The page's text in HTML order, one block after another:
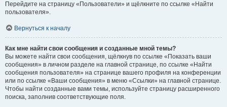
Перейдите на страницу «Пользователи» и щёлкните по ссылке «Найти
пользователя».
Вернуться к началу
Как мне найти свои сообщения и созданные мной темы?
Вы можете найти свои сообщения, щёлкнув по ссылке «Показать ваши
сообщения» в личном разделе на главной странице, по ссылке «Найти
сообщения пользователя» на странице вашего профиля на конференции
или по ссылке «Ваши сообщения» в меню «Ссылки» на главной странице.
Чтобы найти созданные вами темы, используйте страницу расширенного
поиска, заполнив соответствующие поля.